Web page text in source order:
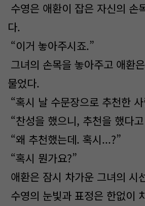
수영은 애환이 잡은 자신의 손
다.
“이거 놓아주시죠.”
그녀의 손목을 놓아주고 애환
물었다.
“혹시 날 수문장으로 추천한
“찬성을 했으니, 추천을 했다
“왜 추천했는데. 혹시...?”
“혹시 뭔가요?”
애환은 잠시 차가운 그녀의 시
수영의 눈빛과 표정은 한없이